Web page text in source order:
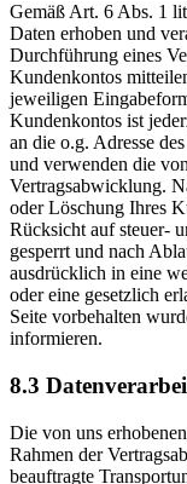
Gemäß Art. 6 Abs. 1
Daten erhoben und
Durchführung eines
Kundenkontos
jeweiligen
Kundenkontos ist
an die o.g. Adresse
und verwenden die
Vertragsabwicklung.
oder Löschung Ihres
Rücksicht auf steuer-
gesperrt und nach
ausdrücklich in eine
oder eine gesetzlich
Seite vorbehalten
informieren.
8.3
Die von uns
Rahmen der
beauftragte